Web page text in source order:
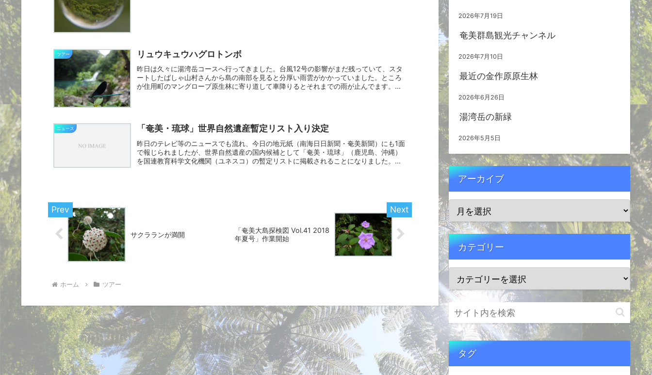
ツアー リュウキュウハグロトンボ
昨日は久々に湯湾岳コースへ行ってきました。台風12号の影響がまだ残っていて、スタ
ートしたばしゃ山村さんから島の南部を見ると分厚い雨雲がかかっていました。ところ
が住用町のマングローブ原生林に寄り道して車降りるとそれまでの雨が止んでます。そ
ニュース 「奄美・琉球」世界自然遺産暫定リスト入り決定
昨日のテレビ等のニュースでも流れ、今日の地元紙（南海日日新聞・奄美新聞）にも1面
で報じられましたが、世界自然遺産の国内候補として「奄美・琉球」（鹿児島、沖縄）
を国連教育科学文化機関（ユネスコ）の暫定リストに掲載されることになりました。残
サクラランが満開
「奄美大島探検図 Vol.41 2018
年夏号」作業開始
ホーム ツアー
2026年7月19日
奄美群島観光チャンネル
2026年7月10日
最近の金作原原生林
2026年6月26日
湯湾岳の新緑
2026年5月5日
アーカイブ
カテゴリー
タグ